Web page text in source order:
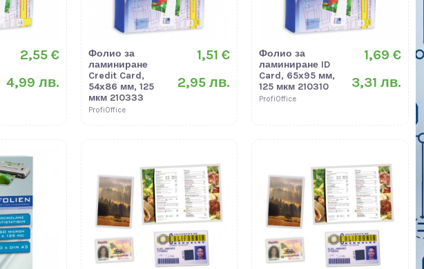
2,55 €
4,99 лв.
Фолио за
ламиниране
Credit Card,
54х86 мм, 125
мкм 210333
ProfiOffice
1,51 €
2,95 лв.
Фолио за
ламиниране ID
Card, 65х95 мм,
125 мкм 210310
ProfiOffice
1,69 €
3,31 лв.